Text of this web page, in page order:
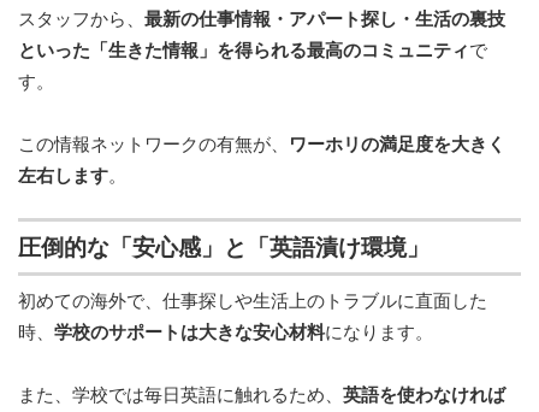
スタッフから、 最新の仕事情報・アパート探し・生活の裏技
といった「生きた情報」を得られる最高のコミュニティで
す。
この情報ネットワークの有無が、
ワーホリの満足度を大きく
左右します。
圧倒的な「安心感」と「英語漬け環境」
初めての海外で、仕事探しや生活上のトラブルに直面した
時、 学校のサポートは大きな安心材料になります。
また、学校では毎日英語に触れるため、 英語を使わなければ